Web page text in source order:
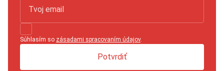
Súhlasím so zásadami spracovaním údajov.
Potvrdiť